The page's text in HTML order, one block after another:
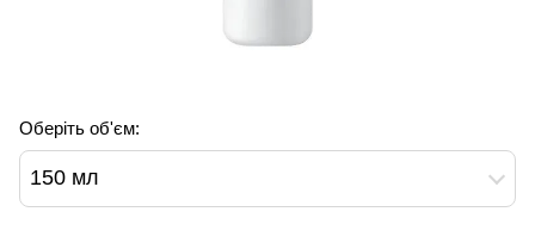
Оберіть об'єм:
150 мл